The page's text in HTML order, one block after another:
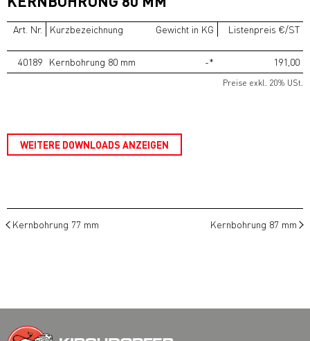
Art. Nr. Kurzbezeichnung Gewicht in KG Listenpreis €/ST
40189 Kernbohrung 80 mm -* 191,00
Preise exkl. 20% USt.
WEITERE DOWNLOADS ANZEIGEN
Kernbohrung 77 mm Kernbohrung 87 mm